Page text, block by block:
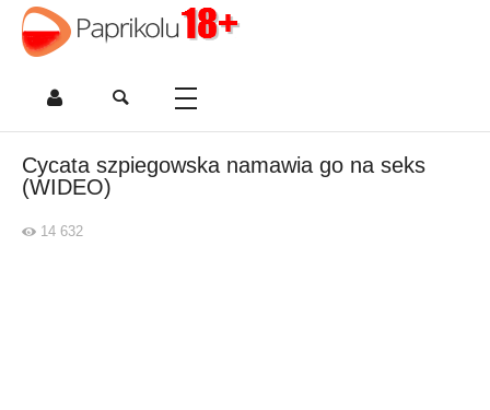
Cycata szpiegowska namawia go na seks
(WIDEO)
14 632